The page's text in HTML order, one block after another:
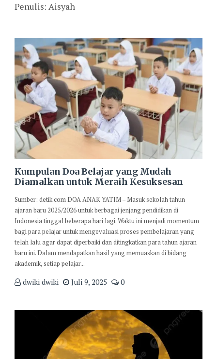
Penulis: Aisyah
Kumpulan Doa Belajar yang Mudah
Diamalkan untuk Meraih Kesuksesan
Sumber: detik.com DOA ANAK YATIM – Masuk sekolah tahun
ajaran baru 2025/2026 untuk berbagai jenjang pendidikan di
Indonesia tinggal beberapa hari lagi. Waktu ini menjadi momentum
bagi para pelajar untuk mengevaluasi proses pembelajaran yang
telah lalu agar dapat diperbaiki dan ditingkatkan para tahun ajaran
baru ini. Dalam mendapatkan hasil yang memuaskan di bidang
akademik, setiap pelajar...
dwiki dwiki Juli 9, 2025 0